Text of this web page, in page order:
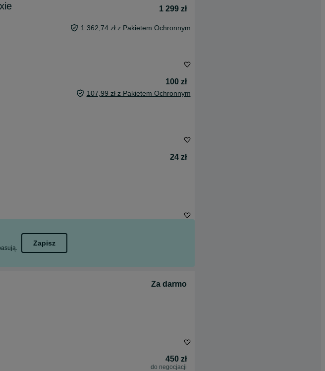
1 299 zł
1 362,74 zł z Pakietem Ochronnym
100 zł
107,99 zł z Pakietem Ochronnym
24 zł
Zapisz
Za darmo
450 zł
do negocjacji